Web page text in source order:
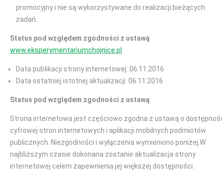
promocyjny i nie są wykorzystywane do realizacji bieżących
zadań.
Status pod względem zgodności z ustawą
www.eksperymentariumchojnice.pl
Data publikacji strony internetowej: 06.11.2016
Data ostatniej istotnej aktualizacji: 06.11.2016
Status pod względem zgodności z ustawą
Strona internetowa jest częściowo zgodna z ustawą o
cyfrowej stron internetowych i aplikacji mobilnych podmiotów
publicznych. Niezgodności i wyłączenia wymieniono poniżej.W
najbliższym czasie dokonana zostanie aktualizacja strony
internetowej celem zapewnienia jej większej dostępności.